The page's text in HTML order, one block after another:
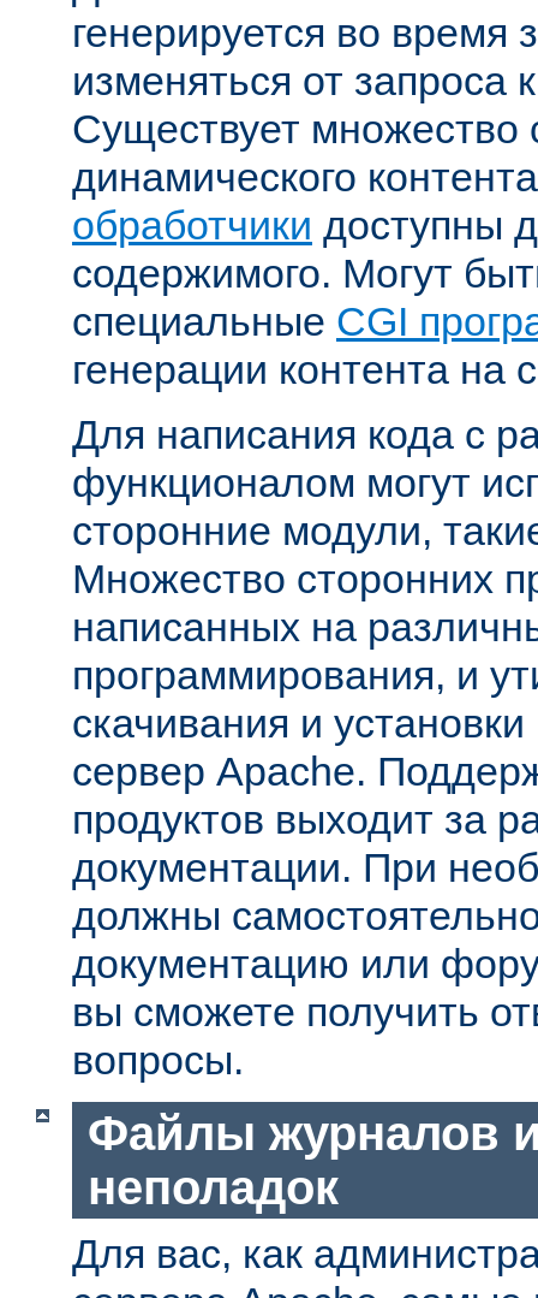
генерируется во время
изменяться от запроса
Существует множество
динамического
обработчики доступны
содержимого. Могут
специальные CGI
генерации контента на
Для написания кода с
функционалом могут
сторонние модули,
Множество сторонних
написанных на
программирования, и
скачивания и
сервер Apache.
продуктов выходит за
документации. При
должны
документацию или
вы сможете получить
вопросы.
Файлы журналов
неполадок
Для вас, как